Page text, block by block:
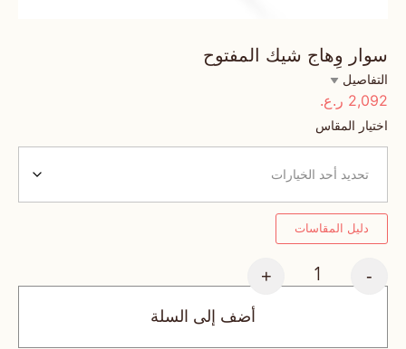
سوار وِهاج شيك المفتوح
التفاصيل
2,092 ر.ع.
اختيار المقاس
دليل المقاسات
-
+
أضف إلى السلة